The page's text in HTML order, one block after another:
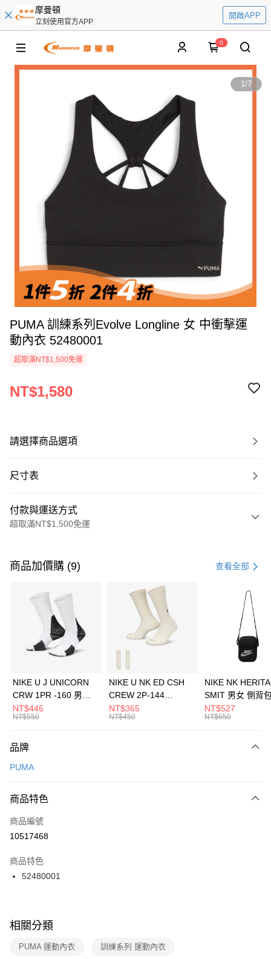
摩曼頓
立刻使用官方APP
開啟APP
0
1/7
PUMA 訓練系列Evolve Longline 女 中衝擊運
動內衣 52480001
超取滿NT$1,500免運
NT$1,580
請選擇商品選項
尺寸表
付款與運送方式
超取滿NT$1,500免運
信用卡一次付款
3 期 0 利率 每期 21家銀行
合作金庫商業銀行
第一商業銀行
華南商業銀行
彰化商業銀行
上海商業儲蓄銀行
元大商業銀行
台灣樂天信用卡公司
Apple Pay
全盈+PAY
AFTEE先享後付
【關於「AFTEE先享後付」】
便利好安心！
３．安心：先確認商品／服務後，再付款。
【「AFTEE先享後付」結帳流程】
１．於結帳方式選擇「AFTEE先享後付」後，將跳轉至「AFTEE先享後付」
２．訂單成立數日內，您將收到繳費通知簡訊。
３．收到繳費通知簡訊後14天內，點擊此簡訊中的連結，可透過四大超商／
ATM／網路銀行／等多元方式進行付款，方視為交易完成。
※ 交易是否成功請以「AFTEE先享後付 」之結帳頁面顯示為準，若有關於
是否繳費成功／繳費後需取消欲退款等相關疑問，請聯繫「AFTEE先享後付
客戶支援中心」https://netprotections.freshdesk.com/support/home
運送方式
每筆NT$100，滿NT$1,500(含以上)免運費
宅配
每筆NT$100，滿NT$1,500(含以上)免運費
付款後門市自取
每筆NT$100，滿NT$1,500(含以上)免運費
商品加價購 (9) 查看全部
NIKE U J UNICORN
CRW 1PR -160 男女
中統襪 FZ3393100
NT$446
NT$550
NIKE U NK ED CSH
CREW 2P-144
EMBRDY 男女 短統襪
FZ3073133
NT$365
NT$450
NIKE NK
SMIT 男女 側背
BA5871010
NT$527
NT$650
品牌
PUMA
商品特色
商品編號
10517468
商品特色
52480001
相關分類
PUMA 運動內衣 訓練系列 運動內衣